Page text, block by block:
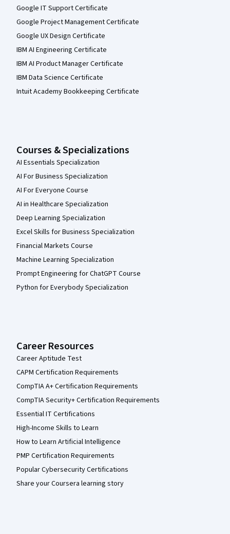
Google IT Support Certificate
Google Project Management Certificate
Google UX Design Certificate
IBM AI Engineering Certificate
IBM AI Product Manager Certificate
IBM Data Science Certificate
Intuit Academy Bookkeeping Certificate
Courses & Specializations
AI Essentials Specialization
AI For Business Specialization
AI For Everyone Course
AI in Healthcare Specialization
Deep Learning Specialization
Excel Skills for Business Specialization
Financial Markets Course
Machine Learning Specialization
Prompt Engineering for ChatGPT Course
Python for Everybody Specialization
Career Resources
Career Aptitude Test
CAPM Certification Requirements
CompTIA A+ Certification Requirements
CompTIA Security+ Certification Requirements
Essential IT Certifications
High-Income Skills to Learn
How to Learn Artificial Intelligence
PMP Certification Requirements
Popular Cybersecurity Certifications
Share your Coursera learning story